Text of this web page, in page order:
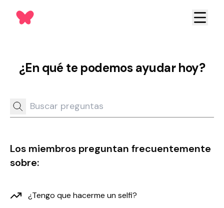
¿En qué te podemos ayudar hoy?
Los miembros preguntan frecuentemente
sobre:
¿Tengo que hacerme un selfi?